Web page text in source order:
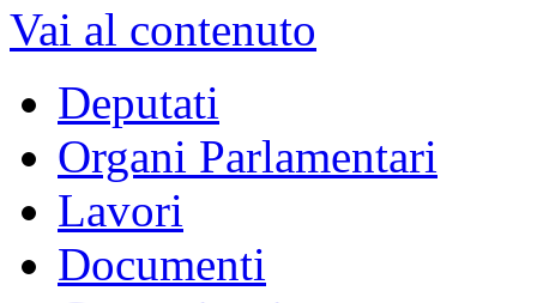
Vai al contenuto
Deputati
Organi Parlamentari
Lavori
Documenti